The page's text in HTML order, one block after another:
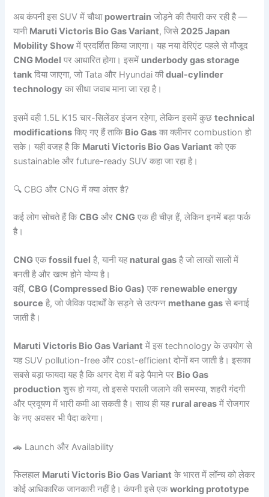
अब कंपनी इस SUV में चौथा powertrain जोड़ने की तैयारी कर रही है —
यानी Maruti Victoris Bio Gas Variant, जिसे 2025 Japan
Mobility Show में प्रदर्शित किया जाएगा। यह नया वेरिएंट पहले से मौजूद
CNG Model पर आधारित होगा। इसमें underbody gas storage
tank दिया जाएगा, जो Tata और Hyundai कीdual-cylinder
technology का सीधा जवाब माना जा रहा है।
इसमें वही 1.5L K15 चार-सिलेंडर इंजन रहेगा, लेकिन इसमें कुछtechnical
modifications किए गए हैं ताकि Bio Gas का क्लीनर combustion हो
सके। यही वजह है कि Maruti Victoris Bio Gas Variant को एक
sustainable और future-ready SUV कहा जा रहा है।
🔍 CBG और CNG में क्या अंतर है?
कई लोग सोचते हैं किCBG औरCNG एक ही चीज़ हैं, लेकिन इनमें बड़ा फर्क
है।
CNG एकfossil fuel है, यानी यह natural gas है जो लाखों सालों में
बनती है और खत्म होने योग्य है।
वहीं,CBG (Compressed Bio Gas) एक renewable energy
source है, जो जैविक पदार्थों के सड़ने से उत्पन्न methane gas से बनाई
जाती है।
Maruti Victoris Bio Gas Variant में इस technology के उपयोग से
यह SUV pollution-free और cost-efficient दोनों बन जाती है। इसका
सबसे बड़ा फायदा यह है कि अगर देश में बड़े पैमाने पर Bio Gas
production शुरू हो गया, तो इससे पराली जलाने की समस्या, शहरी गंदगी
और प्रदूषण में भारी कमी आ सकती है। साथ ही यह rural areas में रोजगार
के नए अवसर भी पैदा करेगा।
🚗 Launch और Availability
फिलहाल Maruti Victoris Bio Gas Variant के भारत में लॉन्च को लेकर
कोई आधिकारिक जानकारी नहीं है। कंपनी इसे एकworking prototype